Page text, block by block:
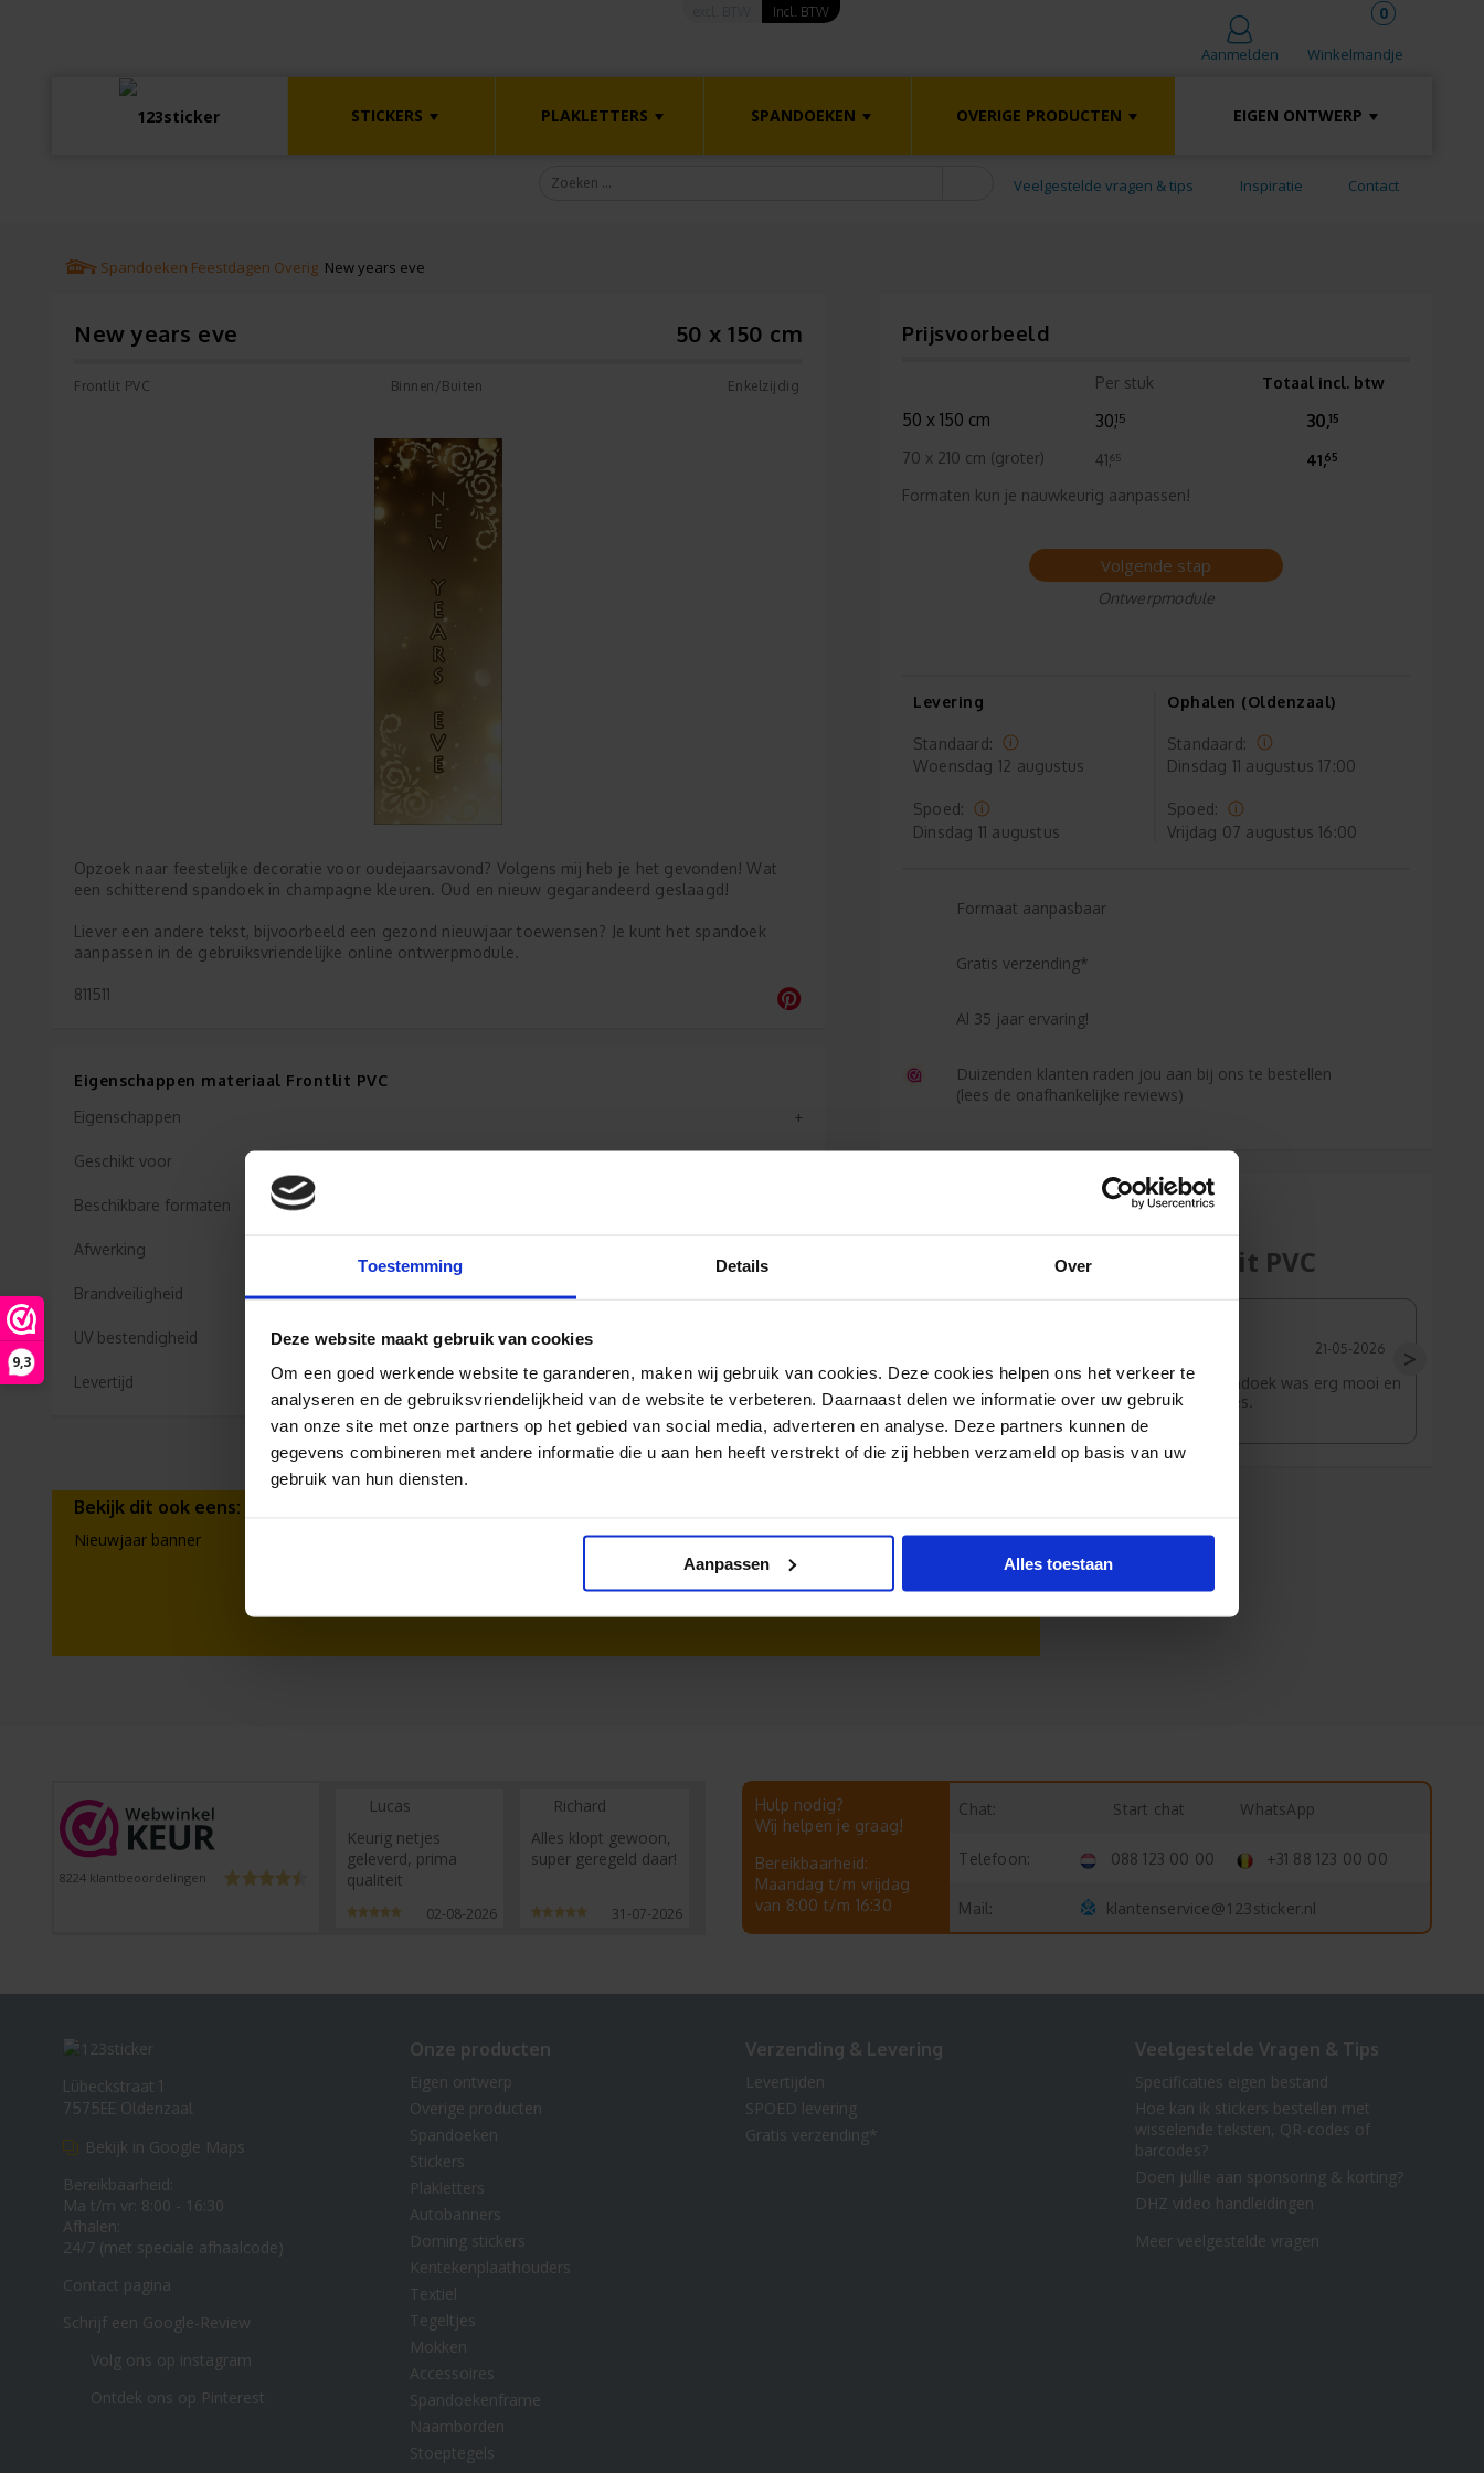
9,3
Toestemming Details Over
Deze website maakt gebruik van cookies
Om een goed werkende website te garanderen, maken wij gebruik van cookies. Deze cookies helpen ons het verkeer te
analyseren en de gebruiksvriendelijkheid van de website te verbeteren. Daarnaast delen we informatie over uw gebruik
van onze site met onze partners op het gebied van social media, adverteren en analyse. Deze partners kunnen de
gegevens combineren met andere informatie die u aan hen heeft verstrekt of die zij hebben verzameld op basis van uw
gebruik van hun diensten.
Aanpassen Alles toestaan
Aanmelden Winkelmandje
0
STICKERS PLAKLETTERS SPANDOEKEN OVERIGE PRODUCTEN EIGEN ONTWERP
Veelgestelde vragen & tips Inspiratie Contact
Incl. BTW
Spandoeken Feestdagen Overig New years eve
New years eve 50 x 150 cm
Frontlit PVC Binnen/Buiten Enkelzijdig
Opzoek naar feestelijke decoratie voor oudejaarsavond? Volgens mij heb je het gevonden! Wat
een schitterend spandoek in champagne kleuren. Oud en nieuw gegarandeerd geslaagd!
Liever een andere tekst, bijvoorbeeld een gezond nieuwjaar toewensen? Je kunt het spandoek
aanpassen in de gebruiksvriendelijke online ontwerpmodule.
811511
Eigenschappen materiaal Frontlit PVC
Eigenschappen
Geschikt voor
Beschikbare formaten
Afwerking
Brandveiligheid
UV bestendigheid
Levertijd
Prijsvoorbeeld
Per stuk Totaal incl. btw
50 x 150 cm 30,15 30,15
70 x 210 cm (groter) 41,65 41,65
Formaten kun je nauwkeurig aanpassen!
Volgende stap
Ontwerpmodule
Levering
Standaard:
Woensdag 12 augustus
Spoed:
Dinsdag 11 augustus
Ophalen (Oldenzaal)
Standaard:
Dinsdag 11 augustus 17:00
Spoed:
Vrijdag 07 augustus 16:00
Formaat aanpasbaar
Gratis verzending*
Al 35 jaar ervaring!
Duizenden klanten raden jou aan bij ons te bestellen
(lees de onafhankelijke reviews)
Frontlit PVC
Scherpe afbeeldingen
21-05-2026
Het spandoek was erg mooi en
erg netjes.
>
Bekijk dit ook eens:
Nieuwjaar banner
8224 klantbeoordelingen
Lucas
Keurig netjes
geleverd, prima
qualiteit
02-08-2026
Richard
Alles klopt gewoon,
super geregeld daar!
31-07-2026
Hulp nodig?
Wij helpen je graag!
Bereikbaarheid:
Maandag t/m vrijdag
van 8:00 t/m 16:30
Chat: Start chat WhatsApp
Telefoon: 088 123 00 00 +31 88 123 00 00
Mail: klantenservice@123sticker.nl
Lübeckstraat 1
7575EE Oldenzaal
Bekijk in Google Maps
Bereikbaarheid:
Ma t/m vr: 8:00 - 16:30
Afhalen:
24/7 (met speciale afhaalcode)
Contact pagina
Schrijf een Google-Review
Volg ons op instagram
Ontdek ons op Pinterest
Onze producten
Eigen ontwerp
Overige producten
Spandoeken
Stickers
Plakletters
Autobanners
Doming stickers
Kentekenplaathouders
Textiel
Tegeltjes
Mokken
Accessoires
Spandoekenframe
Naamborden
Stoeptegels
Verzending & Levering
Levertijden
SPOED levering
Gratis verzending*
Veelgestelde Vragen & Tips
Specificaties eigen bestand
Hoe kan ik stickers bestellen met
wisselende teksten, QR-codes of
barcodes?
Doen jullie aan sponsoring & korting?
DHZ video handleidingen
Meer veelgestelde vragen